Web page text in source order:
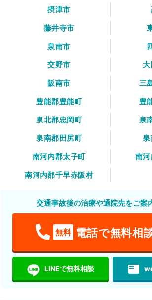
摂津市
藤井寺市
泉南市
交野市
阪南市
三
豊能郡豊能町
豊
泉北郡忠岡町
泉
泉南郡田尻町
泉
南河内郡太子町
南
南河内郡千早赤阪村
交通事故後の治療や通院先をご案
無料 電話で無料相
LINEで無料相談 featured_play_list